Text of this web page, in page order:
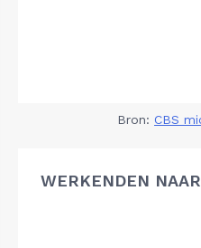
Bron: CBS
WERKENDEN